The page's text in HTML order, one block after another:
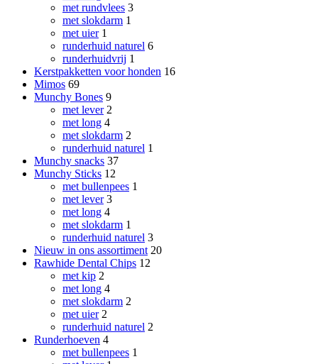
met rundvlees 3
met slokdarm 1
met uier 1
runderhuid naturel 6
runderhuidvrij 1
Kerstpakketten voor honden 16
Mimos 69
Munchy Bones 9
met lever 2
met long 4
met slokdarm 2
runderhuid naturel 1
Munchy snacks 37
Munchy Sticks 12
met bullenpees 1
met lever 3
met long 4
met slokdarm 1
runderhuid naturel 3
Nieuw in ons assortiment 20
Rawhide Dental Chips 12
met kip 2
met long 4
met slokdarm 2
met uier 2
runderhuid naturel 2
Runderhoeven 4
met bullenpees 1